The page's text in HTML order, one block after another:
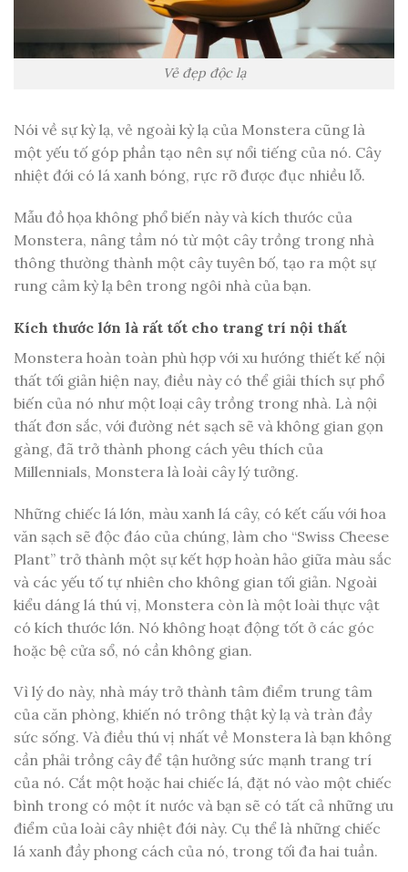
Vẻ đẹp độc lạ
Nói về sự kỳ lạ, vẻ ngoài kỳ lạ của Monstera cũng là
một yếu tố góp phần tạo nên sự nổi tiếng của nó. Cây
nhiệt đới có lá xanh bóng, rực rỡ được đục nhiều lỗ.
Mẫu đồ họa không phổ biến này và kích thước của
Monstera, nâng tầm nó từ một cây trồng trong nhà
thông thường thành một cây tuyên bố, tạo ra một sự
rung cảm kỳ lạ bên trong ngôi nhà của bạn.
Kích thước lớn là rất tốt cho trang trí nội thất
Monstera hoàn toàn phù hợp với xu hướng thiết kế nội
thất tối giản hiện nay, điều này có thể giải thích sự phổ
biến của nó như một loại cây trồng trong nhà. Là nội
thất đơn sắc, với đường nét sạch sẽ và không gian gọn
gàng, đã trở thành phong cách yêu thích của
Millennials, Monstera là loài cây lý tưởng.
Những chiếc lá lớn, màu xanh lá cây, có kết cấu với hoa
văn sạch sẽ độc đáo của chúng, làm cho “Swiss Cheese
Plant” trở thành một sự kết hợp hoàn hảo giữa màu sắc
và các yếu tố tự nhiên cho không gian tối giản. Ngoài
kiểu dáng lá thú vị, Monstera còn là một loài thực vật
có kích thước lớn. Nó không hoạt động tốt ở các góc
hoặc bệ cửa sổ, nó cần không gian.
Vì lý do này, nhà máy trở thành tâm điểm trung tâm
của căn phòng, khiến nó trông thật kỳ lạ và tràn đầy
sức sống. Và điều thú vị nhất về Monstera là bạn không
cần phải trồng cây để tận hưởng sức mạnh trang trí
của nó. Cắt một hoặc hai chiếc lá, đặt nó vào một chiếc
bình trong có một ít nước và bạn sẽ có tất cả những ưu
điểm của loài cây nhiệt đới này. Cụ thể là những chiếc
lá xanh đầy phong cách của nó, trong tối đa hai tuần.